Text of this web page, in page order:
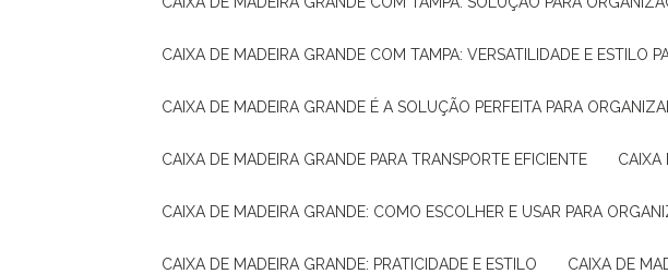
CAIXA DE MADEIRA GRANDE COM TAMPA: VERSATILIDADE E ESTILO
CAIXA DE MADEIRA GRANDE É A SOLUÇÃO PERFEITA PARA
CAIXA DE MADEIRA GRANDE PARA TRANSPORTE EFICIENTE
CAIXA DE MADEIRA GRANDE: COMO ESCOLHER E USAR PARA
CAIXA DE MADEIRA GRANDE: PRATICIDADE E ESTILO CAIXA DE